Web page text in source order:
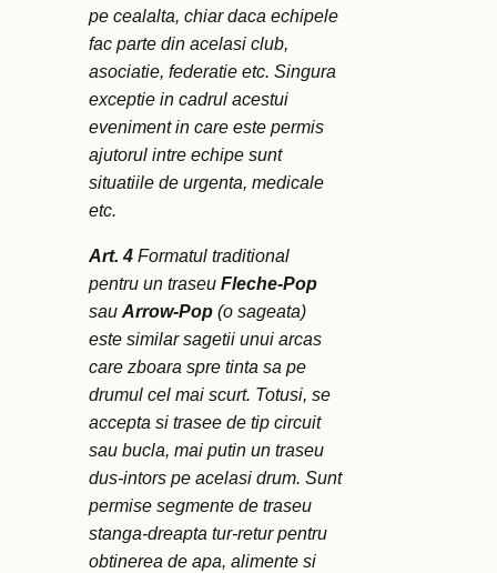
pe cealalta, chiar daca echipele
fac parte din acelasi club,
asociatie, federatie etc. Singura
exceptie in cadrul acestui
eveniment in care este permis
ajutorul intre echipe sunt
situatiile de urgenta, medicale
etc.
Art. 4 Formatul traditional
pentru un traseu Fleche-Pop
sau Arrow-Pop (o sageata)
este similar sagetii unui arcas
care zboara spre tinta sa pe
drumul cel mai scurt. Totusi, se
accepta si trasee de tip circuit
sau bucla, mai putin un traseu
dus-intors pe acelasi drum. Sunt
permise segmente de traseu
stanga-dreapta tur-retur pentru
obtinerea de apa, alimente si